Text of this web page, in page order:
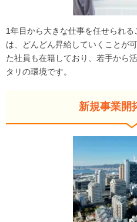
1年目から大きな仕事を任せられ
は、どんどん昇給していくことが
た社員も在籍しており、若手から
タリの環境です。
新規事業開